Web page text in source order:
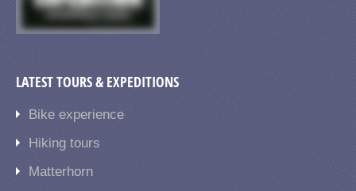
LATEST TOURS & EXPEDITIONS
Bike experience
Hiking tours
Matterhorn